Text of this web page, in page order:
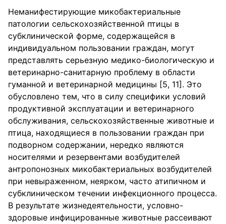
Неманифестирующие микобактериальные
патологии сельскохозяйственной птицы в
субклинической форме, содержащейся в
индивидуальном пользовании граждан, могут
представлять серьезную медико-биологическую и
ветеринарно-санитарную проблему в области
гуманной и ветеринарной медицины [5, 11]. Это
обусловлено тем, что в силу специфики условий
продуктивной эксплуатации и ветеринарного
обслуживания, сельскохозяйственные животные и
птица, находящиеся в пользовании граждан при
подворном содержании, нередко являются
носителями и резервентами возбудителей
антропонозных микобактериальных возбудителей
при невыраженном, неярком, часто атипичном и
субклиническом течении инфекционного процесса.
В результате жизнедеятельности, условно-
здоровые инфицированные животные рассеивают